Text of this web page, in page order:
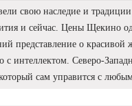
свою наследие и
и сейчас. Цены Щекино
представление о
с интеллектом. Северо-
сам управится с